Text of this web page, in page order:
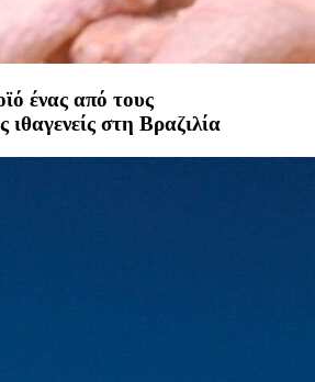
ένας από τους
ιθαγενείς στη Βραζιλία